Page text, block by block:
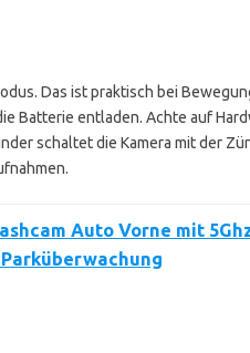
Das ist praktisch bei
Batterie entladen. Achte auf
schaltet die Kamera mit der
Auto Vorne mit